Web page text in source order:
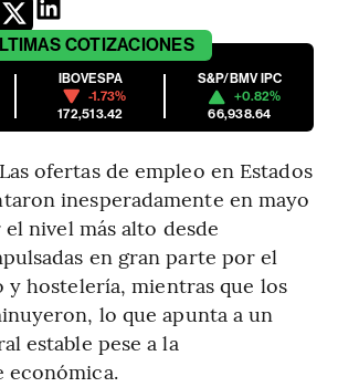
COTIZACIONES
IBOVESPA
-1.73%
172,513.42
S&P/BMV IPC
+0.82%
66,938.64
ofertas de empleo en Estados
inesperadamente en mayo
nivel más alto desde
en gran parte por el
y hostelería, mientras que los
lo que apunta a un
estable pese a la